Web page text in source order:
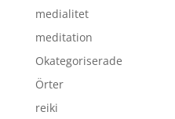
medialitet
meditation
Okategoriserade
Örter
reiki